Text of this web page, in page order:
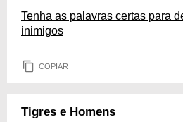
Tenha as palavras certas para
inimigos
COPIAR
Tigres e Homens